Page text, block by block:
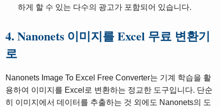
하게 할 수 있는 다수의 광고가 포함되어 있습니다.
4. Nanonets 이미지를 Excel 무료 변환기
로
Nanonets Image To Excel Free Converter는 기계 학습을 활
용하여 이미지를 Excel로 변환하는 정교한 도구입니다. 단순
히 이미지에서 데이터를 추출하는 것 외에도 Nanonets의 도